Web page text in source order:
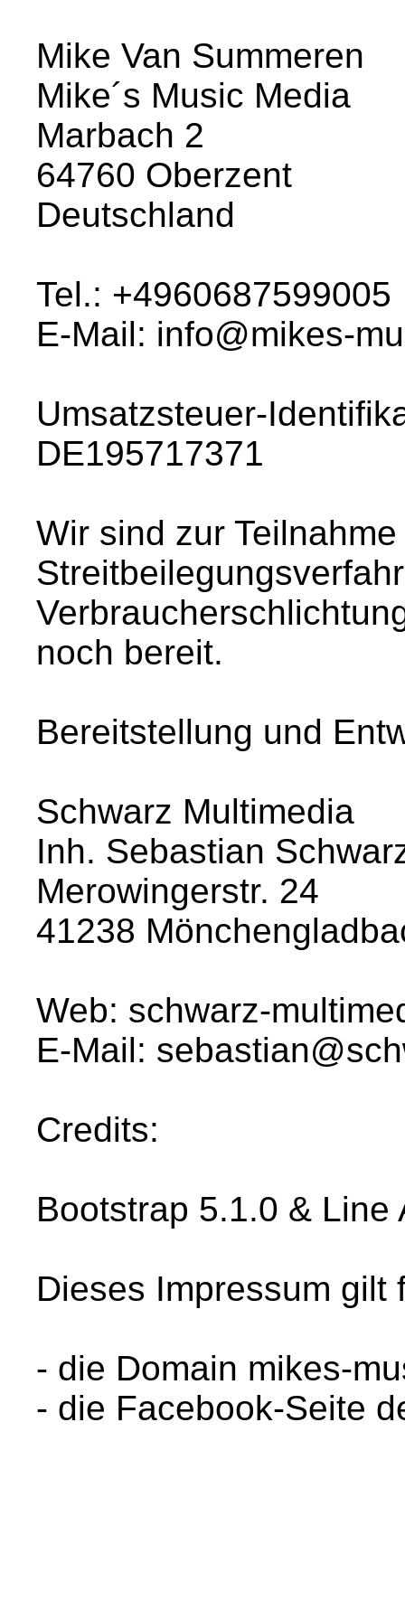
Mike Van Summeren
Mike´s Music Media
Marbach 2
64760 Oberzent
Deutschland
Tel.: +4960687599005
E-Mail: info@mikes-
Umsatzsteuer-
DE195717371
Wir sind zur
noch bereit.
Bereitstellung und
Schwarz Multimedia
Inh. Sebastian
Merowingerstr. 24
41238
Web: schwarz-
E-Mail:
Credits:
Bootstrap 5.1.0 & Line
Dieses Impressum gilt
- die Domain mikes-
- die Facebook-Seite